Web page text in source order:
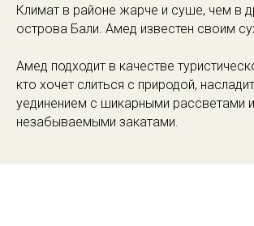
Климат в районе жарче и суше, чем в
острова Бали. Амед известен своим
Амед подходит в качестве
кто хочет слиться с природой,
уединением с шикарными рассветами и
незабываемыми закатами.